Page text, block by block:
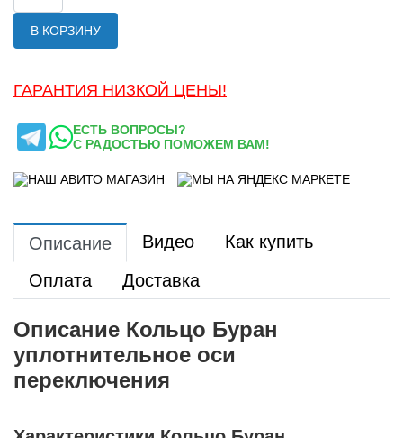
В КОРЗИНУ
ГАРАНТИЯ НИЗКОЙ ЦЕНЫ!
ЕСТЬ ВОПРОСЫ?
С РАДОСТЬЮ ПОМОЖЕМ ВАМ!
Описание Видео
Как купить
Оплата
Доставка
Описание Кольцо Буран
уплотнительное оси
переключения